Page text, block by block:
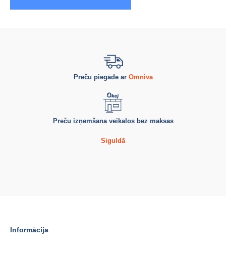
Preču piegāde ar Omniva
Preču izņemšana veikalos bez maksas
Siguldā
Informācija